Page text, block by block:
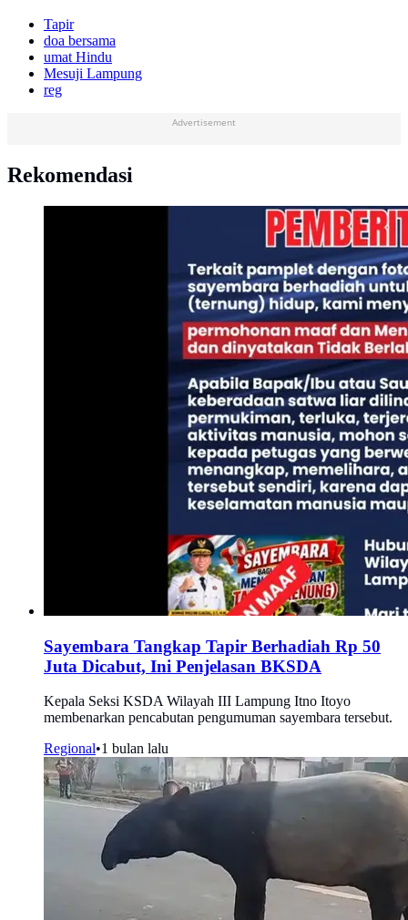
Tapir
doa bersama
umat Hindu
Mesuji Lampung
reg
Advertisement
Rekomendasi
Sayembara Tangkap Tapir Berhadiah Rp 50
Juta Dicabut, Ini Penjelasan BKSDA
Kepala Seksi KSDA Wilayah III Lampung Itno Itoyo
membenarkan pencabutan pengumuman sayembara tersebut.
Regional•1 bulan lalu